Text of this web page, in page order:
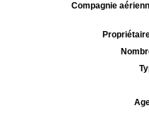
Compagnie